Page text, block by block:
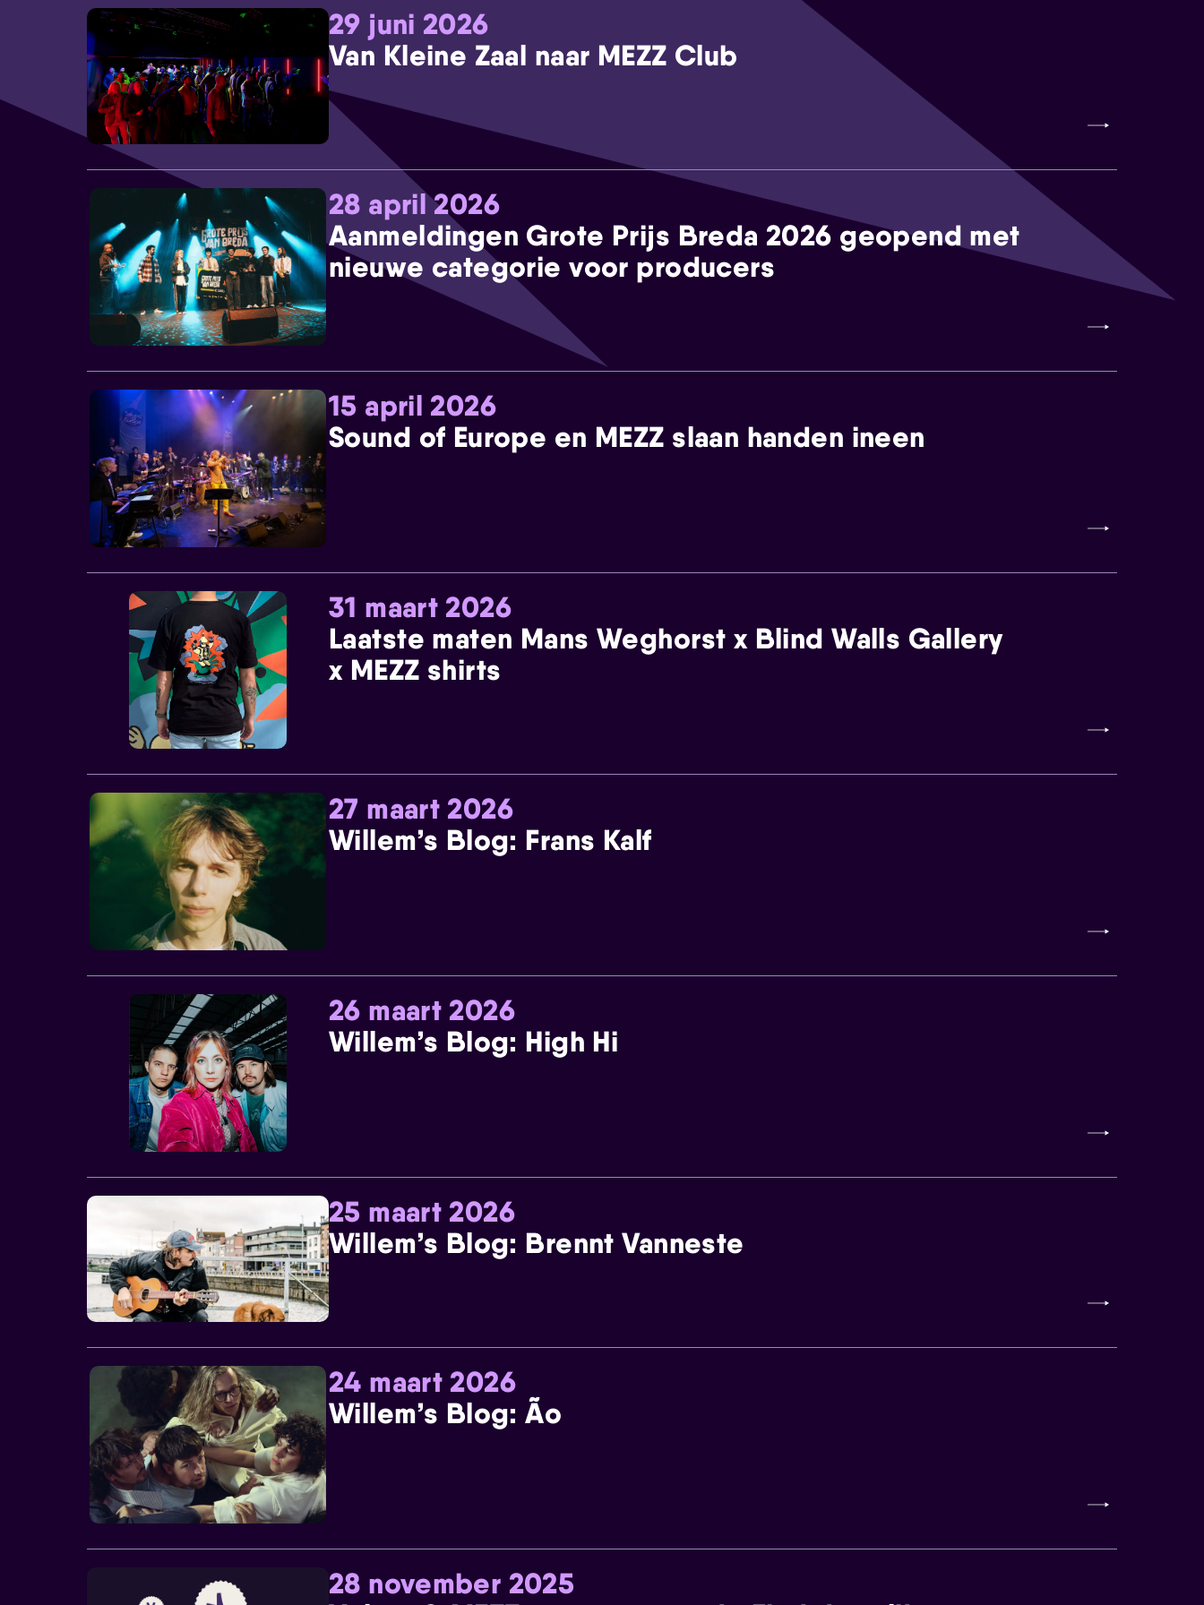
29 juni 2026
Van Kleine Zaal naar MEZZ Club
28 april 2026
Aanmeldingen Grote Prijs Breda 2026 geopend met
nieuwe categorie voor producers
15 april 2026
Sound of Europe en MEZZ slaan handen ineen
31 maart 2026
Laatste maten Mans Weghorst x Blind Walls Gallery
x MEZZ shirts
27 maart 2026
Willem’s Blog: Frans Kalf
26 maart 2026
Willem’s Blog: High Hi
25 maart 2026
Willem’s Blog: Brennt Vanneste
24 maart 2026
Willem’s Blog: Ão
28 november 2025